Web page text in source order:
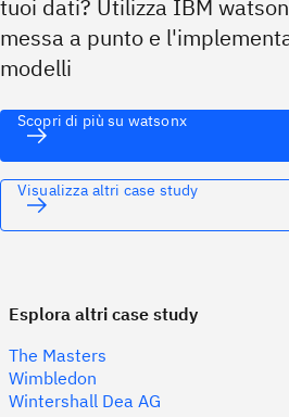
tuoi dati? Utilizza IBM
messa a punto e
modelli
Scopri di più su watsonx
Visualizza altri case study
Esplora altri case study
The Masters
Wimbledon
Wintershall Dea AG